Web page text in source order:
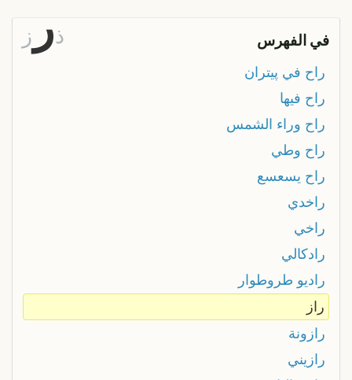
في الفهرس ذر ز
راح في پيتران
راح فيها
راح وراء الشمس
راح وطي
راح يسعسع
راخدي
راخي
رادكالي
راديو طروطوار
راز
رازونة
رازيني